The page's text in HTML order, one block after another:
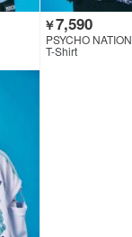
￥7,590
PSYCHO NATION
T-Shirt